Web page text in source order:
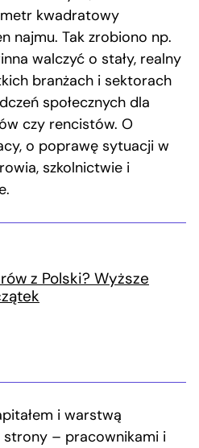
kwadratowy
najmu. Tak zrobiono np.
walczyć o stały, realny
branżach i sektorach
społecznych dla
czy rencistów. O
o poprawę sytuacji w
szkolnictwie i
z Polski? Wyższe
i warstwą
strony – pracownikami i